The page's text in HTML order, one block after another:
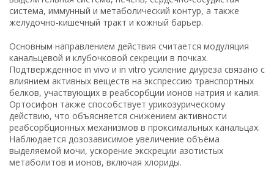
система, иммунный и метаболический контур, а также
желудочно-кишечный тракт и кожный барьер.
Основным направлением действия считается модуляция
канальцевой и клубочковой секреции в почках.
Подтвержденное in vivo и in vitro усиление диуреза связано с
влиянием активных веществ на экспрессию транспортных
белков, участвующих в реабсорбции ионов натрия и калия.
Ортосифон также способствует урикозурическому
действию, что объясняется снижением активности
реабсорбционных механизмов в проксимальных канальцах.
Наблюдается дозозависимое увеличение объёма
выделяемой мочи, ускорение экскреции азотистых
метаболитов и ионов, включая хлориды.